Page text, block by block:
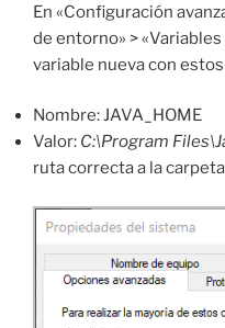
En «Configuración
de entorno» >
variable nueva con
Nombre: JAVA_HOME
Valor: C:\Program
ruta correcta a la carpeta